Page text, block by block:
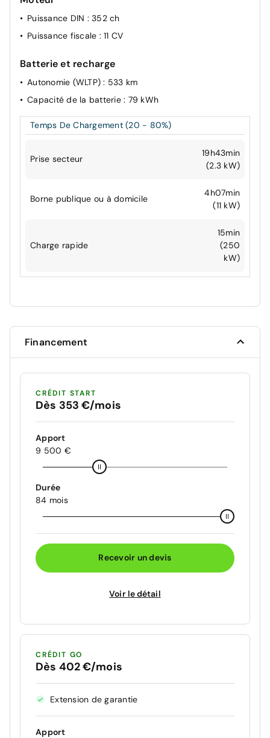
Puissance DIN : 352 ch
Puissance fiscale : 11 CV
Batterie et recharge
Autonomie (WLTP): 533 km
Capacité de la batterie : 79 kWh
Temps De Chargement (20 - 80%)
Prise secteur
19h43min
(2.3 kW)
Borne publique ou à domicile
4h07min
(11 kW)
Charge rapide
15min
(250
kW)
Financement
CRÉDIT START
Dès 353 €/mois
Apport
9 500 €
Durée
84 mois
Recevoir un devis
Voir le détail
CRÉDIT GO
Dès 402 €/mois
Extension de garantie
Apport